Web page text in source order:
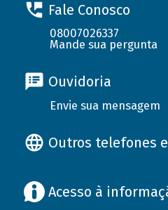
Fale Conosco
08007026337
Mande sua pergunta
Ouvidoria
Envie sua mensagem
Outros telefones
Acesso à